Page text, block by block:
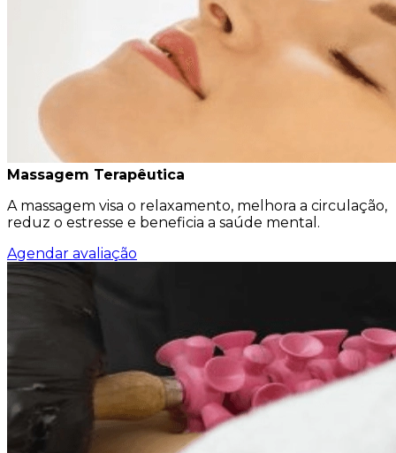
Massagem Terapêutica
A massagem visa o relaxamento, melhora a circulação,
reduz o estresse e beneficia a saúde mental.
Agendar avaliação